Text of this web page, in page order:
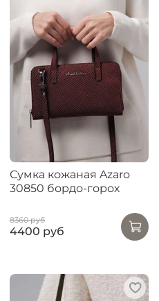
Сумка кожаная Azaro
30850 бордо-горох
8360 руб
4400 руб